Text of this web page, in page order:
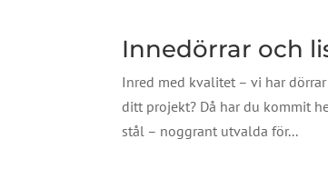
Innedörrar och
Inred med kvalitet – vi har
ditt projekt? Då har du kommit
stål – noggrant utvalda för...